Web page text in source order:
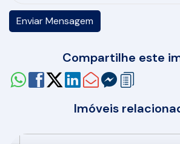
Compartilhe este
Imóveis